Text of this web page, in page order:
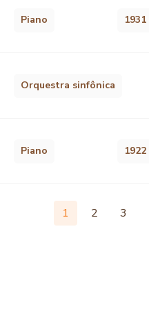
Piano 1931
Orquestra sinfônica
Piano 1922
1 2 3